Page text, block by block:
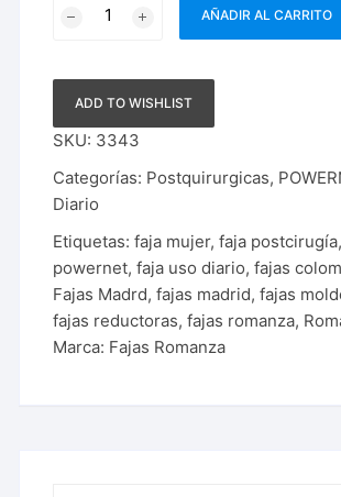
3343
cantidad
AÑADIR AL CARRITO
ADD TO WISHLIST
SKU: 3343
Categorías: Postquirurgicas,
Diario
Etiquetas:faja mujer,faja postcirugía
powernet,faja uso diario,fajas
Fajas Madrd,fajas madrid,fajas
fajas reductoras,fajas romanza,
Marca: Fajas Romanza